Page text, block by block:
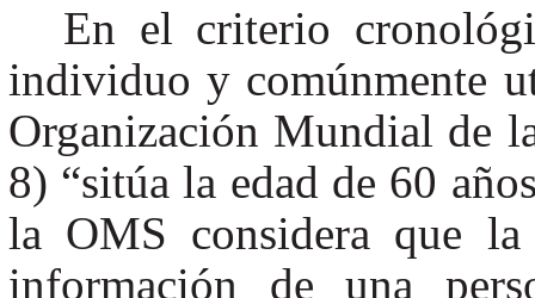
En el criterio
individuo y comúnmente
Organización Mundial de
8) “sitúa la edad de 60
la OMS considera que
información de una